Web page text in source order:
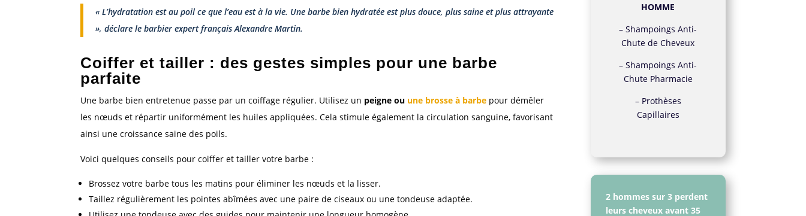
« L’hydratation est au poil ce que l’eau est à la vie. Une barbe bien hydratée est plus douce, plus saine et plus attrayante
», déclare le barbier expert français Alexandre Martin.
Coiffer et tailler : des gestes simples pour une barbe
parfaite
Une barbe bien entretenue passe par un coiffage régulier. Utilisez un peigne ou une brosse à barbe pour démêler
les nœuds et répartir uniformément les huiles appliquées. Cela stimule également la circulation sanguine, favorisant
ainsi une croissance saine des poils.
Voici quelques conseils pour coiffer et tailler votre barbe :
Brossez votre barbe tous les matins pour éliminer les nœuds et la lisser.
Taillez régulièrement les pointes abîmées avec une paire de ciseaux ou une tondeuse adaptée.
HOMME
–Shampoings Anti-
Chute de Cheveux
–Shampoings Anti-
Chute Pharmacie
– Prothèses
Capillaires
2 hommes sur 3 perdent
leurs cheveux avant 35